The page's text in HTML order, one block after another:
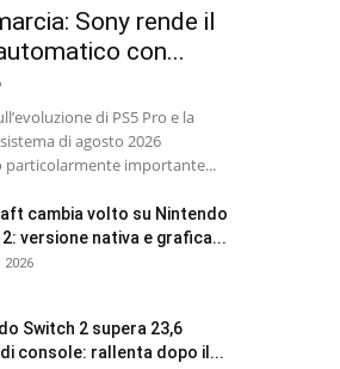
Sony rende il
con...
di PS5 Pro e la
di agosto 2026
importante...
cambia volto su Nintendo
versione nativa e grafica...
2026
Switch 2 supera 23,6
console: rallenta dopo il...